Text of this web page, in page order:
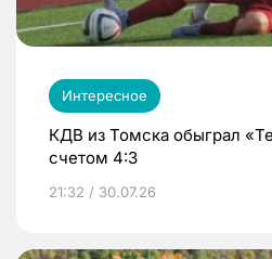
Интересное
КДВ из Томска обыграл
счетом 4:3
21:32 / 30.07.26